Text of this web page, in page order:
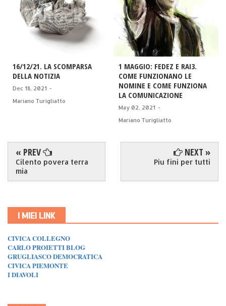
16/12/21. LA SCOMPARSA
DELLA NOTIZIA
Dec 18, 2021 -
Mariano Turigliatto
1 MAGGIO: FEDEZ E RAI3.
COME FUNZIONANO LE
NOMINE E COME FUNZIONA
LA COMUNICAZIONE
May 02, 2021 -
Mariano Turigliatto
« PREV
Cilento povera terra
mia
NEXT »
Piu fini per tutti
I MIEI LINK
CIVICA COLLEGNO
CARLO PROIETTI BLOG
GRUGLIASCO DEMOCRATICA
CIVICA PIEMONTE
I DIAVOLI